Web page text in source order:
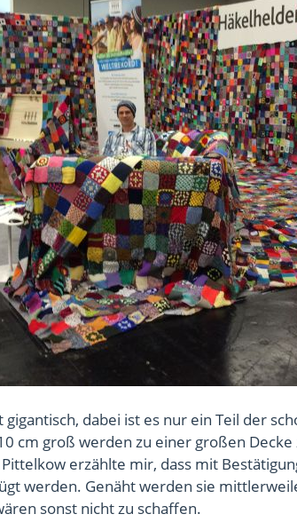
gigantisch, dabei ist es nur ein Teil der
cm groß werden zu einer großen
erzählte mir, dass mit
werden. Genäht werden sie
sonst nicht zu schaffen.